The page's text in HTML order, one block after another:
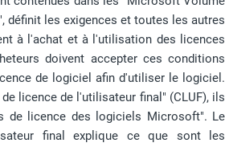
définit les exigences et toutes les autres
à l'achat et à l'utilisation des licences
doivent accepter ces conditions
de logiciel afin d'utiliser le logiciel.
licence de l'utilisateur final" (CLUF), ils
de licence des logiciels Microsoft". Le
final explique ce que sont les